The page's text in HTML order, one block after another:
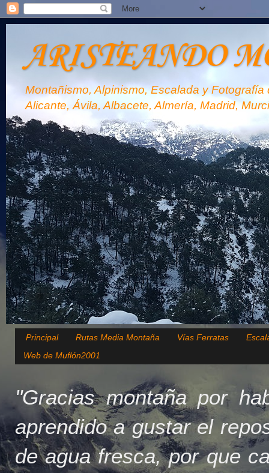
ARISTEANDO
Montañismo, Alpinismo, Escalada y
Alicante, Ávila, Albacete, Almería, Madrid,
Principal Rutas Media Montaña Vías Ferratas
Web de Muflón2001
"Gracias montaña por
aprendido a gustar el
de agua fresca, por que